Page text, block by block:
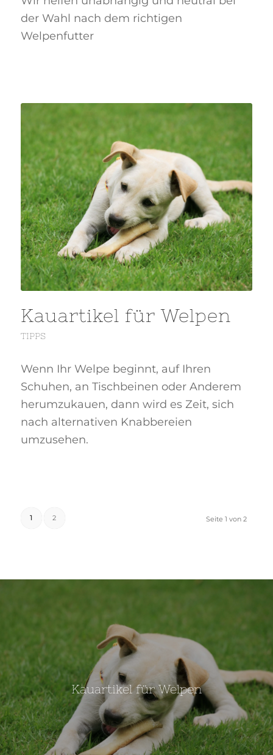
der Wahl nach dem richtigen
Welpenfutter
Kauartikel für Welpen
TIPPS
Wenn Ihr Welpe beginnt, auf Ihren
Schuhen, an Tischbeinen oder Anderem
herumzukauen, dann wird es Zeit, sich
nach alternativen Knabbereien
umzusehen.
Seite 1 von 2
1 2
Kauartikel für Welpen